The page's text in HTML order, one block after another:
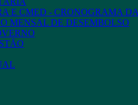
E CMED - CRONOGRAMA
MENSAL DE DESEMBOLSO